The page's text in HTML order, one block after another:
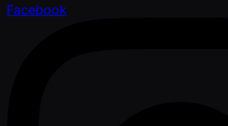
Facebook